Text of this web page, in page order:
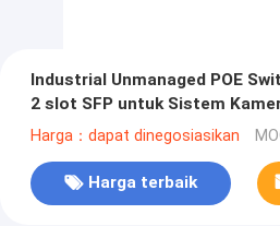
Industrial Unmanaged POE
2 slot SFP untuk Sistem
Harga：dapat dinegosiasikan
Harga terbaik